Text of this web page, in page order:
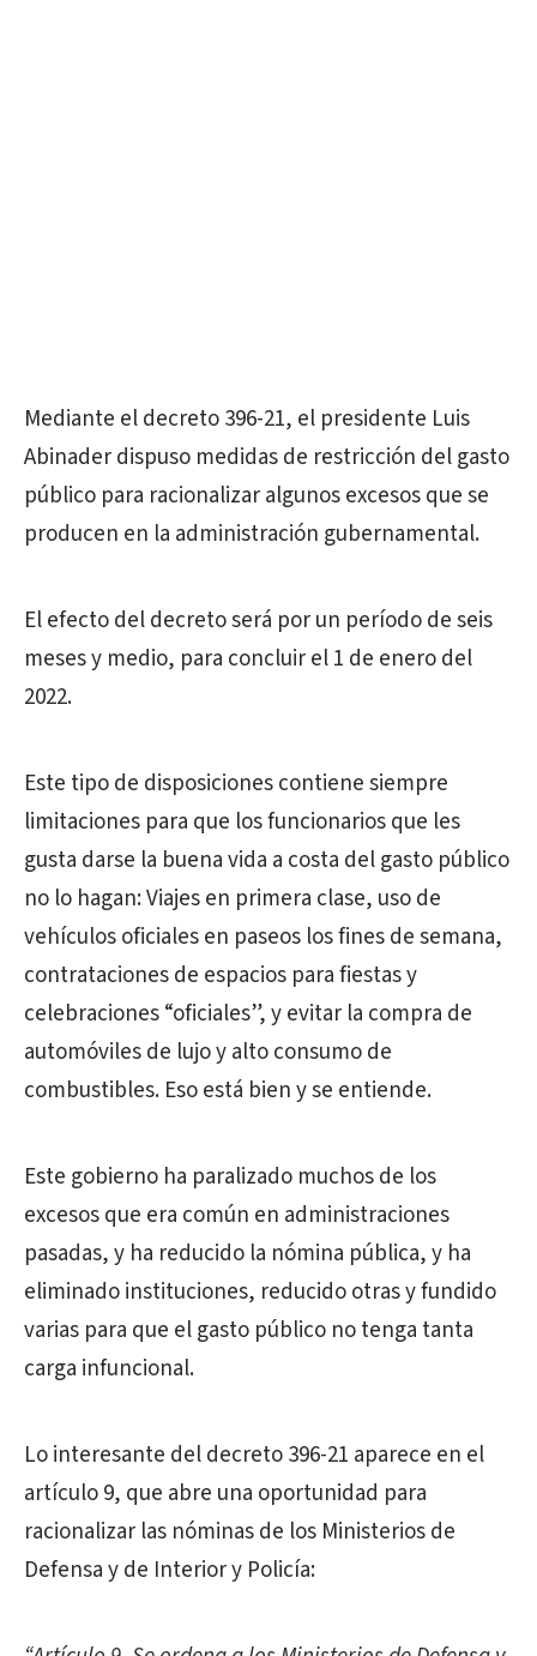
Mediante el decreto 396-21, el presidente Luis
Abinader dispuso medidas de restricción del gasto
público para racionalizar algunos excesos que se
producen en la administración gubernamental.
El efecto del decreto será por un período de seis
meses y medio, para concluir el 1 de enero del
2022.
Este tipo de disposiciones contiene siempre
limitaciones para que los funcionarios que les
gusta darse la buena vida a costa del gasto público
no lo hagan: Viajes en primera clase, uso de
vehículos oficiales en paseos los fines de semana,
contrataciones de espacios para fiestas y
celebraciones “oficiales”, y evitar la compra de
automóviles de lujo y alto consumo de
combustibles. Eso está bien y se entiende.
Este gobierno ha paralizado muchos de los
excesos que era común en administraciones
pasadas, y ha reducido la nómina pública, y ha
eliminado instituciones, reducido otras y fundido
varias para que el gasto público no tenga tanta
carga infuncional.
Lo interesante del decreto 396-21 aparece en el
artículo 9, que abre una oportunidad para
racionalizar las nóminas de los Ministerios de
Defensa y de Interior y Policía: